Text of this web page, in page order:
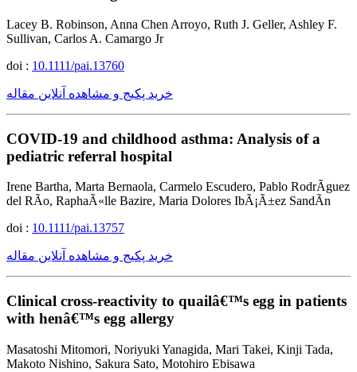
Lacey B. Robinson, Anna Chen Arroyo, Ruth J. Geller, Ashley F.
Sullivan, Carlos A. Camargo Jr
doi : 10.1111/pai.13760
خرید پکیج و مشاهده آنلاین مقاله
COVID-19 and childhood asthma: Analysis of a
pediatric referral hospital
Irene Bartha, Marta Bernaola, Carmelo Escudero, Pablo RodrÃ­guez
del RÃ­o, RaphaÃ«lle Bazire, Maria Dolores IbÃ¡Ã±ez SandÃ­n
doi : 10.1111/pai.13757
خرید پکیج و مشاهده آنلاین مقاله
Clinical cross-reactivity to quailâ€™s egg in patients
with henâ€™s egg allergy
Masatoshi Mitomori, Noriyuki Yanagida, Mari Takei, Kinji Tada,
Makoto Nishino, Sakura Sato, Motohiro Ebisawa